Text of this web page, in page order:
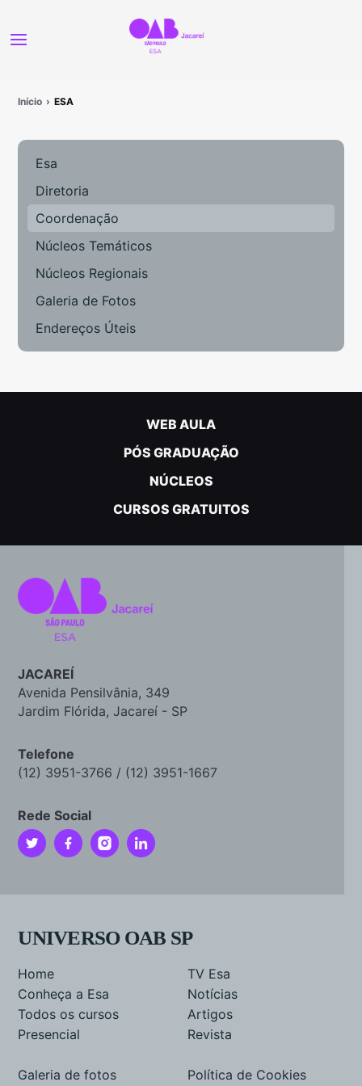
Início ESA
Esa
Diretoria
Coordenação
Núcleos Temáticos
Núcleos Regionais
Galeria de Fotos
Endereços Úteis
WEB AULA
PÓS GRADUAÇÃO
NÚCLEOS
CURSOS GRATUITOS
JACAREÍ
Avenida Pensilvânia, 349
Jardim Flórida, Jacareí - SP
Telefone
(12) 3951-3766 / (12) 3951-1667
Rede Social
UNIVERSO OAB SP
Home
Conheça a Esa
Todos os cursos
Presencial
TV Esa
Notícias
Artigos
Revista
Galeria de fotos Política de Cookies